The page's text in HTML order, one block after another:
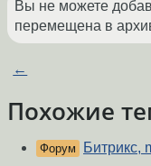
Вы не можете
перемещена в
←
Похожие
Форум Битрикс,